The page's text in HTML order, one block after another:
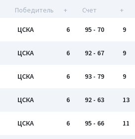
Победитель + Счет +
ЦСКА 6 95 - 70 9
ЦСКА 6 92 - 67 9
ЦСКА 6 93 - 79 9
ЦСКА 6 92 - 63 13
ЦСКА 6 95 - 66 11